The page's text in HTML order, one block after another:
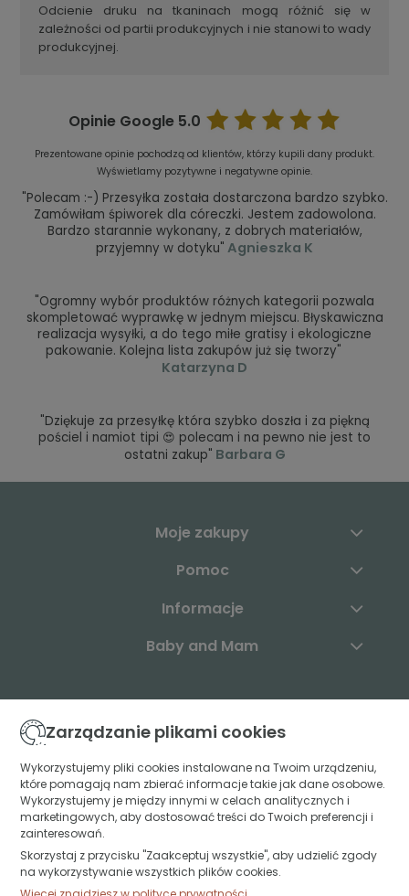
Odcienie druku na tkaninach mogą różnić się w
zależności od partii produkcyjnych i nie stanowi to wady
produkcyjnej.
Opinie Google5.0
Prezentowane opinie pochodzą od klientów, którzy kupili dany produkt.
Wyświetlamy pozytywne i negatywne opinie.
"Polecam :-) Przesyłka została dostarczona bardzo szybko.
Zamówiłam śpiworek dla córeczki. Jestem zadowolona.
Bardzo starannie wykonany, z dobrych materiałów,
przyjemny w dotyku" Agnieszka K
"Ogromny wybór produktów różnych kategorii pozwala
skompletować wyprawkę w jednym miejscu. Błyskawiczna
realizacja wysyłki, a do tego miłe gratisy i ekologiczne
pakowanie. Kolejna lista zakupów już się tworzy"
Katarzyna D
"Dziękuje za przesyłkę która szybko doszła i za piękną
pościel i namiot tipi 😍 polecam i na pewno nie jest to
ostatni zakup" Barbara G
Moje zakupy
Pomoc
Informacje
Baby and Mam
+48 883 003 904
kontakt@babyandmam.pl
Znajdź nas:
Zarządzanie plikami cookies
Wykorzystujemy pliki cookies instalowane na Twoim urządzeniu,
które pomagają nam zbierać informacje takie jak dane osobowe.
Wykorzystujemy je między innymi w celach analitycznych i
marketingowych, aby dostosować treści do Twoich preferencji i
zainteresowań.
Skorzystaj z przycisku "Zaakceptuj wszystkie", aby udzielić zgody
na wykorzystywanie wszystkich plików cookies.